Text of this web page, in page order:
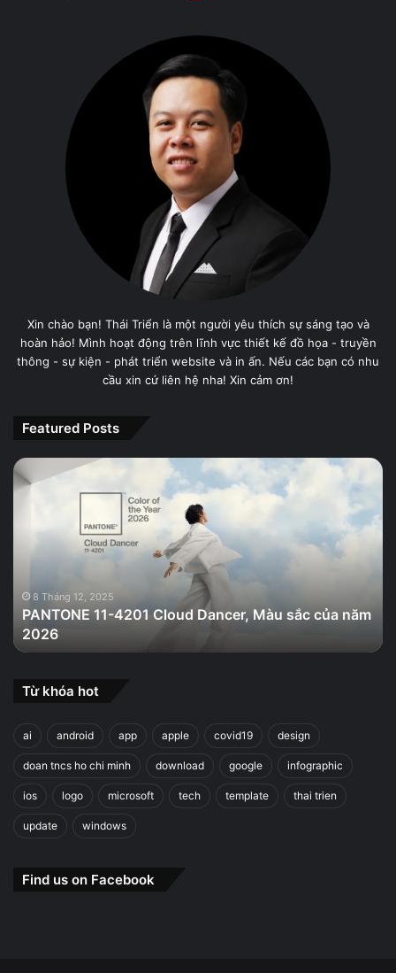
Xin chào bạn! Thái Triển là một người yêu thích sự sáng tạo và
hoàn hảo! Mình hoạt động trên lĩnh vực thiết kế đồ họa - truyền
thông - sự kiện - phát triển website và in ấn. Nếu các bạn có nhu
cầu xin cứ liên hệ nha! Xin cảm ơn!
Featured Posts
PANTONE
11-
Màu
của
năm
2026
8 Tháng 12, 2025
PANTONE 11-4201 Cloud Dancer, Màu sắc của năm
2026
Từ khóa hot
ai android app apple covid19 design
doan tncs ho chi minh download google infographic
ios logo microsoft tech template thai trien
update windows
Find us on Facebook